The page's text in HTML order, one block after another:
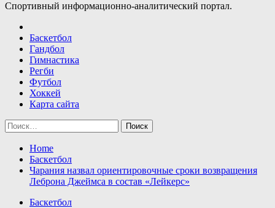
Спортивный информационно-аналитический портал.
Баскетбол
Гандбол
Гимнастика
Регби
Футбол
Хоккей
Карта сайта
Найти:
Home
Баскетбол
Чарания назвал ориентировочные сроки возвращения
Леброна Джеймса в состав «Лейкерс»
Баскетбол